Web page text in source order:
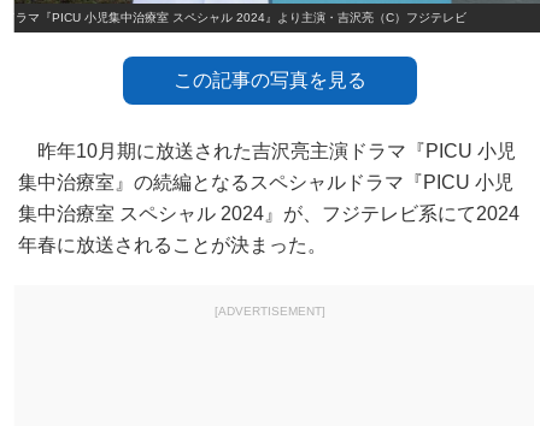
ドラマ『PICU 小児集中治療室 スペシャル 2024』より主演・吉沢亮（C）フジテレビ
この記事の写真を見る
昨年10月期に放送された吉沢亮主演ドラマ『PICU 小児
集中治療室』の続編となるスペシャルドラマ『PICU 小児
集中治療室 スペシャル 2024』が、フジテレビ系にて2024
年春に放送されることが決まった。
[ADVERTISEMENT]